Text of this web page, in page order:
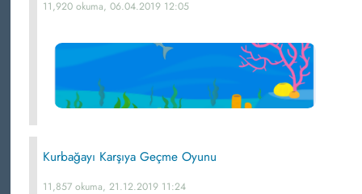
11,920 okuma, 06.04.2019 12:05
Kurbağayı Karşıya Geçme Oyunu
11,857 okuma, 21.12.2019 11:24